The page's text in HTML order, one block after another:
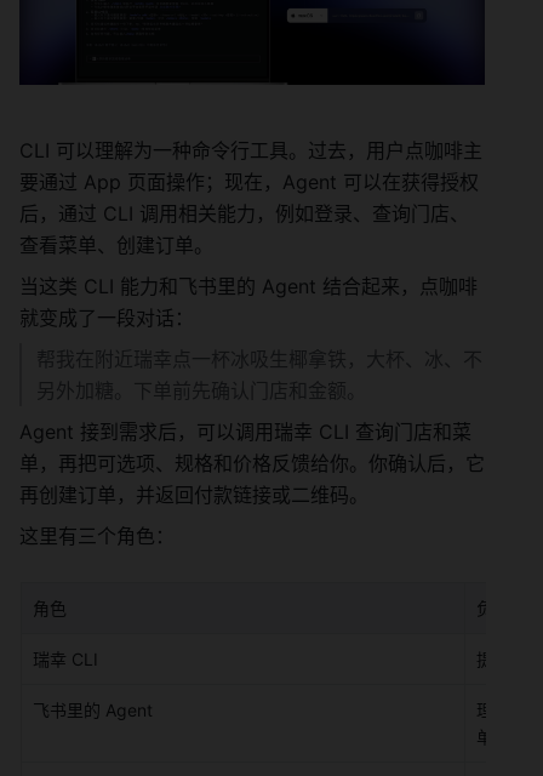
CLI 可以理解为一种命令行工具。过去，用户点咖啡主
要通过 App 页面操作；现在，Agent 可以在获得授权
后，通过 CLI 调用相关能力，例如登录、查询门店、
查看菜单、创建订单。
当这类 CLI 能力和飞书里的 Agent 结合起来，点咖啡
就变成了一段对话：
帮我在附近瑞幸点一杯冰吸生椰拿铁，大杯、冰、不
另外加糖。下单前先确认门店和金额。
Agent 接到需求后，可以调用瑞幸 CLI 查询门店和菜
单，再把可选项、规格和价格反馈给你。你确认后，它
再创建订单，并返回付款链接或二维码。
这里有三个角色：
角色 负责什么
瑞幸 CLI 提供登
飞书里的 Agent
理解你
单